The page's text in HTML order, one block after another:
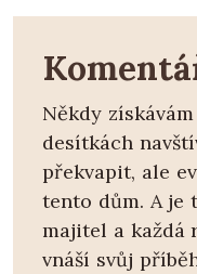
Někdy
desítkách
překvapit, ale
tento dům. A je
majitel a každá
vnáší svůj